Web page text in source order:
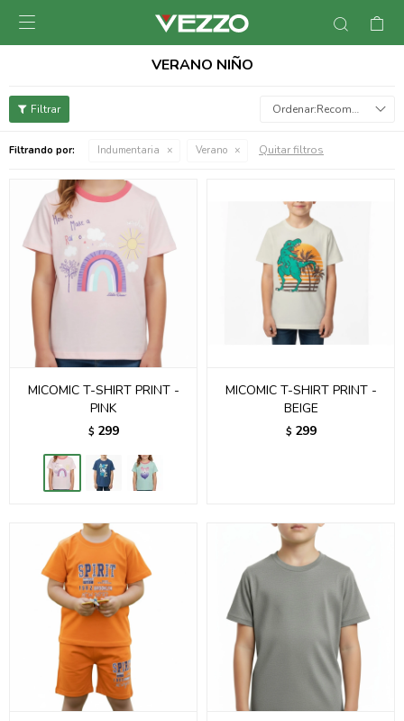

VERANO NIÑO
Recomendados
Filtrando por: Indumentaria Verano Quitar filtros
MICOMIC T-SHIRT PRINT -
PINK
$ 299
MICOMIC T-SHIRT PRINT -
BEIGE
$ 299